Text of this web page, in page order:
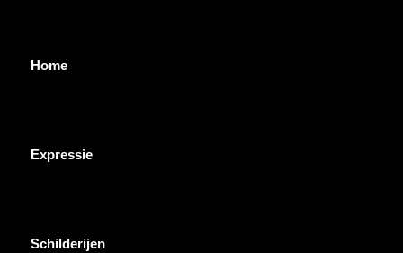
Home
Expressie
Schilderijen